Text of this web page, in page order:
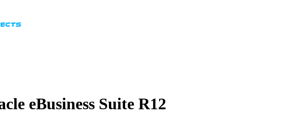
eBusiness Suite R12